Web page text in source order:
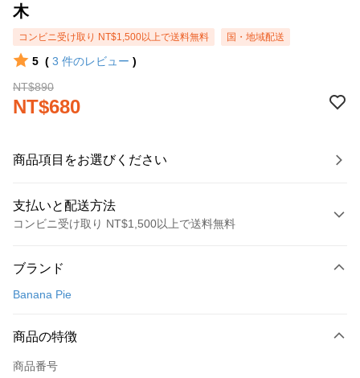
木
コンビニ受け取り NT$1,500以上で送料無料 国・地域配送
5 ( 3 件のレビュー )
NT$890
NT$680
商品項目をお選びください
支払いと配送方法
コンビニ受け取り NT$1,500以上で送料無料
クレジットカード1回払い
LINE Pay
Apple Pay
ブランド
Banana Pie
商品の特徴
商品番号